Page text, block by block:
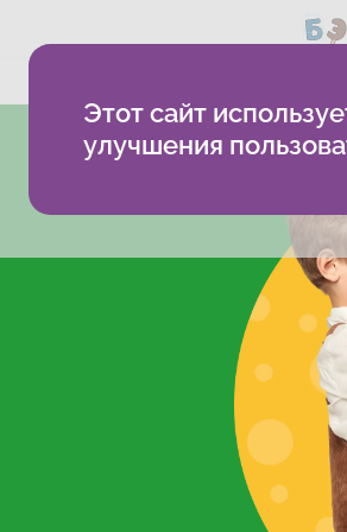
Этот сайт
улучшения